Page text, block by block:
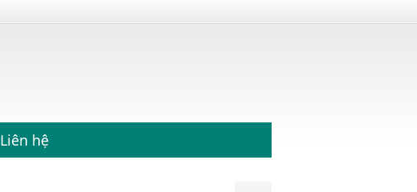
Liên hệ